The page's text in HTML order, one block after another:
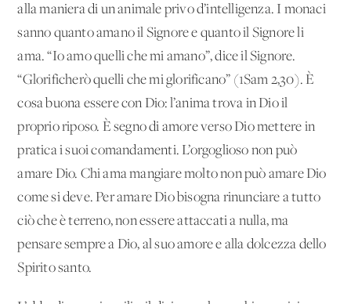
alla maniera di un animale privo d’intelligenza. I monaci
sanno quanto amano il Signore e quanto il Signore li
ama. “Io amo quelli che mi amano”, dice il Signore.
“Glorificherò quelli che mi glorificano” (1Sam 2,30). È
cosa buona essere con Dio: l’anima trova in Dio il
proprio riposo. È segno di amore verso Dio mettere in
pratica i suoi comandamenti. L’orgoglioso non può
amare Dio. Chi ama mangiare molto non può amare Dio
come si deve. Per amare Dio bisogna rinunciare a tutto
ciò che è terreno, non essere attaccati a nulla, ma
pensare sempre a Dio, al suo amore e alla dolcezza dello
Spirito santo.